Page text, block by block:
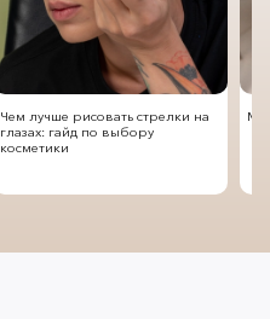
Чем лучше рисовать стрелки на
глазах: гайд по выбору
косметики